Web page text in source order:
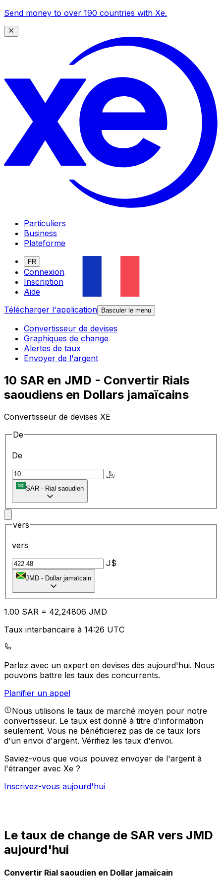
Send money to over 190 countries with Xe.
Particuliers
Business
Plateforme
FR
Connexion
Inscription
Aide
Télécharger l'application
Basculer le menu
Convertisseur de devises
Graphiques de change
Alertes de taux
Envoyer de l'argent
10 SAR en JMD - Convertir Rials
saoudiens en Dollars jamaïcains
Convertisseur de devises XE
De
De
﷼
SAR - Rial saoudien
vers
vers
J$
JMD - Dollar jamaïcain
1.00 SAR = 42,24806 JMD
Taux interbancaire à 14:26 UTC
Parlez avec un expert en devises dès aujourd'hui. Nous
pouvons battre les taux des concurrents.
Planifier un appel
Nous utilisons le taux de marché moyen pour notre
convertisseur. Le taux est donné à titre d'information
seulement. Vous ne bénéficierez pas de ce taux lors
d'un envoi d'argent. Vérifiez les taux d'envoi.
Saviez-vous que vous pouvez envoyer de l'argent à
l'étranger avec Xe ?
Inscrivez-vous aujourd'hui
Le taux de change de SAR vers JMD
aujourd'hui
Convertir Rial saoudien en Dollar jamaïcain